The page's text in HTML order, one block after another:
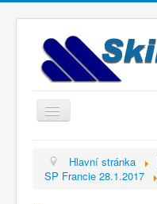
Přepnout
navigaci
Historie
Hlavní stránka
SP Francie 28.1.2017